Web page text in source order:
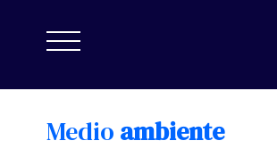
Medio ambiente